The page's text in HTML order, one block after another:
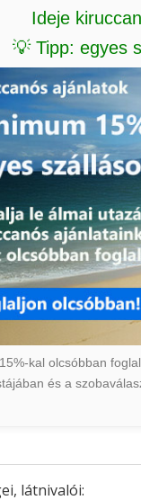
Ideje
💡 Tipp: egyes
kal olcsóbban
és a
látnivalói: